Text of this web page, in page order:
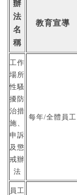
辦
法
名
稱
教育宣導
工作
場所
性騷
擾防
治措
施、
申訴
及懲
戒辦
法
每年/全體員工
員工